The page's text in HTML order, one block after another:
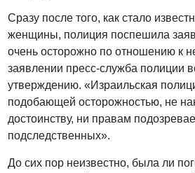
Сразу после того, как стало
женщины, полиция поспешила
очень осторожно по отношению к
заявлении пресс-служба полиции
утверждению. «Израильская
подобающей осторожностью, не
достоинству, ни правам
подследственных».
До сих пор неизвестно, была ли